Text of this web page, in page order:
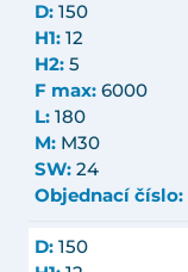
D: 150
H1: 12
H2: 5
F max: 6000
L: 180
M: M30
SW: 24
Objednací číslo:
D: 150